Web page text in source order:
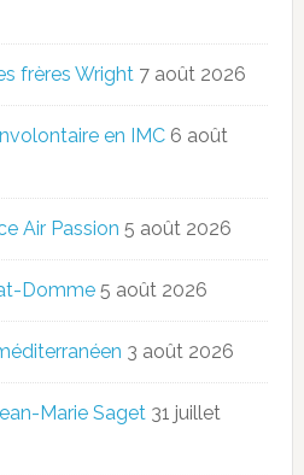
frères Wright 7 août 2026
en IMC 6 août
Air Passion 5 août 2026
Domme 5 août 2026
3 août 2026
Marie Saget 31 juillet